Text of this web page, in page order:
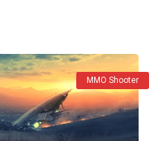
MMO Shooter